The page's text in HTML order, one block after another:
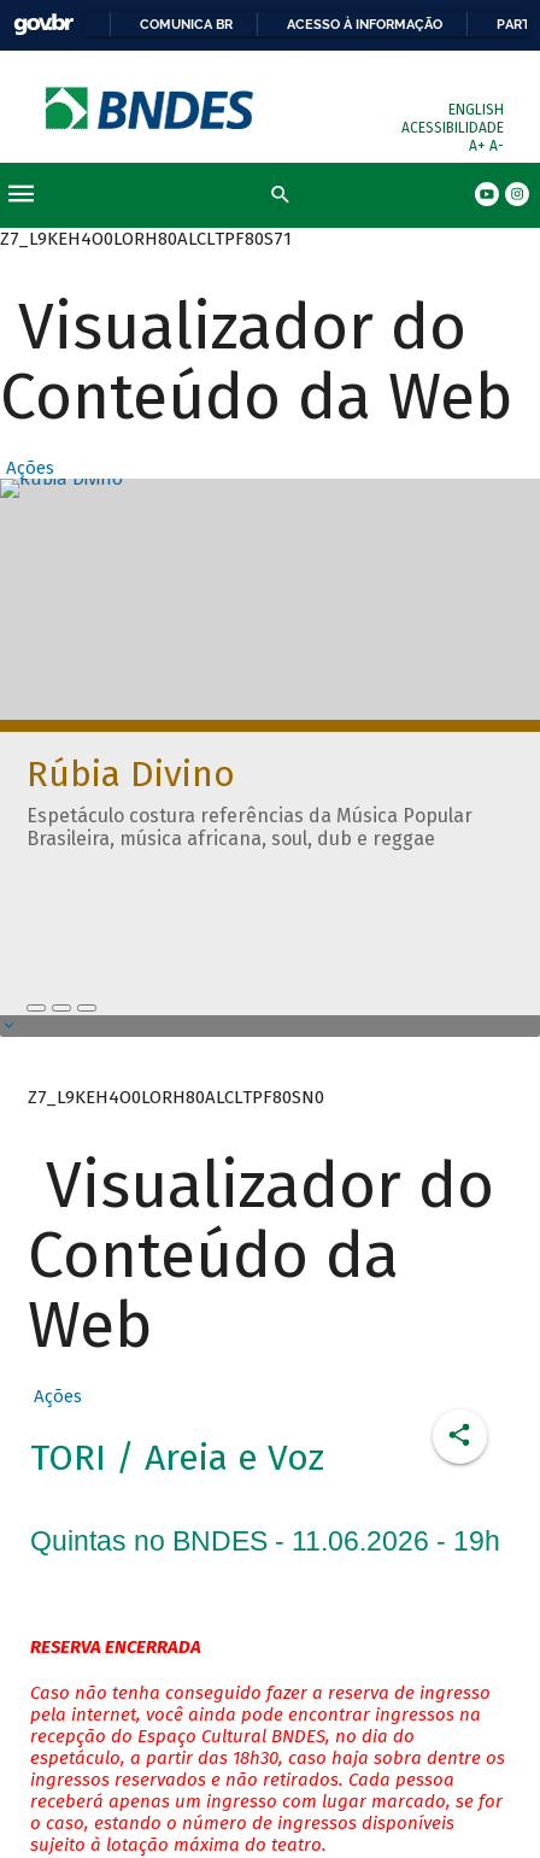
COMUNICA BR ACESSO À INFORMAÇÃO
ENGLISH
ACESSIBILIDADE
A+ A-
Z7_L9KEH4O0LORH80ALCLTPF80S71
Visualizador do
Conteúdo da Web
Ações
Destaques
Rúbia Divino
Espetáculo costura referências da Música Popular
Brasileira, música africana, soul, dub e reggae
Z7_L9KEH4O0LORH80ALCLTPF80SN0
Visualizador do
Conteúdo da
Web
Ações
TORI / Areia e Voz
Quintas no BNDES - 11.06.2026 - 19h
RESERVA ENCERRADA
Caso não tenha conseguido fazer a reserva de ingresso
pela internet, você ainda pode encontrar ingressos na
recepção do Espaço Cultural BNDES, no dia do
espetáculo, a partir das 18h30, caso haja sobra dentre os
ingressos reservados e não retirados. Cada pessoa
receberá apenas um ingresso com lugar marcado, se for
o caso, estando o número de ingressos disponíveis
sujeito à lotação máxima do teatro.